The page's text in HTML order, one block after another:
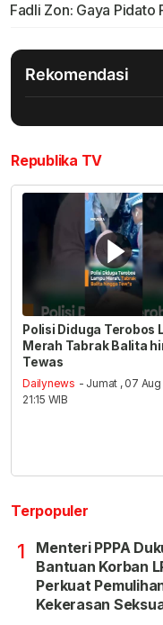
Fadli Zon: Gaya
Rekomendasi
Republika TV
Polisi Diduga Terobos
Merah Tabrak Balita
Tewas
Dailynews - Jumat , 07
21:15 WIB
Terpopuler
1
Menteri PPPA
Bantuan Korban
Perkuat
Kekerasan